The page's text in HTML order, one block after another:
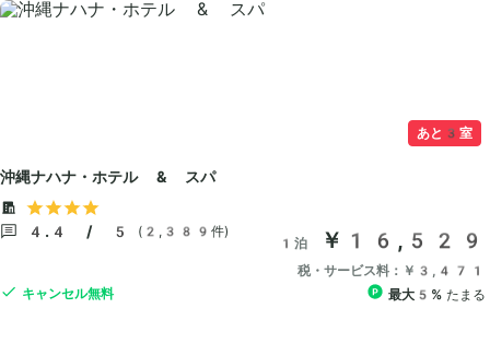
あと3室
沖縄ナハナ・ホテル & スパ
4.4 / 5 (2,389件)
キャンセル無料
1泊 ￥16,529
税・サービス料：￥3,471
最大5% たまる